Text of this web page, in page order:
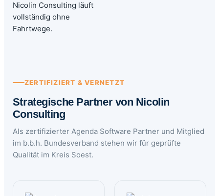
Nicolin Consulting läuft
vollständig ohne
Fahrtwege.
ZERTIFIZIERT & VERNETZT
Strategische Partner von Nicolin
Consulting
Als zertifizierter Agenda Software Partner und Mitglied
im b.b.h. Bundesverband stehen wir für geprüfte
Qualität im Kreis Soest.